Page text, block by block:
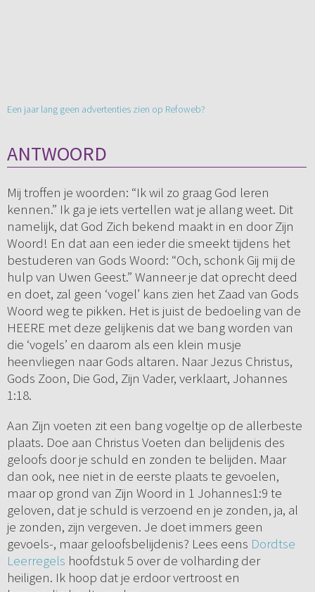
Een jaar lang geen advertenties zien op Refoweb?
ANTWOORD
Mij troffen je woorden: “Ik wil zo graag God leren
kennen.” Ik ga je iets vertellen wat je allang weet. Dit
namelijk, dat God Zich bekend maakt in en door Zijn
Woord! En dat aan een ieder die smeekt tijdens het
bestuderen van Gods Woord: “Och, schonk Gij mij de
hulp van Uwen Geest.” Wanneer je dat oprecht deed
en doet, zal geen ‘vogel’ kans zien het Zaad van Gods
Woord weg te pikken. Het is juist de bedoeling van de
HEERE met deze gelijkenis dat we bang worden van
die ‘vogels’ en daarom als een klein musje
heenvliegen naar Gods altaren. Naar Jezus Christus,
Gods Zoon, Die God, Zijn Vader, verklaart, Johannes
1:18.
Aan Zijn voeten zit een bang vogeltje op de allerbeste
plaats. Doe aan Christus Voeten dan belijdenis des
geloofs door je schuld en zonden te belijden. Maar
dan ook, nee niet in de eerste plaats te gevoelen,
maar op grond van Zijn Woord in 1 Johannes1:9 te
geloven, dat je schuld is verzoend en je zonden, ja, al
je zonden, zijn vergeven. Je doet immers geen
gevoels-, maar geloofsbelijdenis? Lees eens Dordtse
Leerregels hoofdstuk 5 over de volharding der
heiligen. Ik hoop dat je erdoor vertroost en